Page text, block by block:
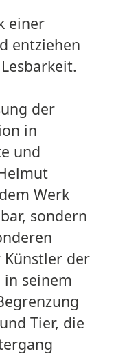
einer
entziehen
der
in
und
Werk
sondern
Künstler der
in seinem
Tier, die